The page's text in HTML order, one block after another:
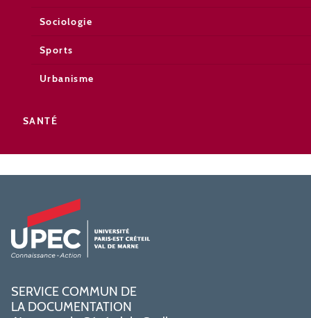
Sociologie
Sports
Urbanisme
SANTÉ
SERVICE COMMUN DE
LA DOCUMENTATION